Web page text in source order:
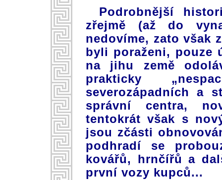
Podrobnější
zřejmě (až do
nedovíme, zato však
byli poraženi, pouze
na jihu země
prakticky
severozápadních a
správní centra,
tentokrát však s
jsou zčásti
podhradí se
kovářů, hrnčířů a
první vozy kupců...